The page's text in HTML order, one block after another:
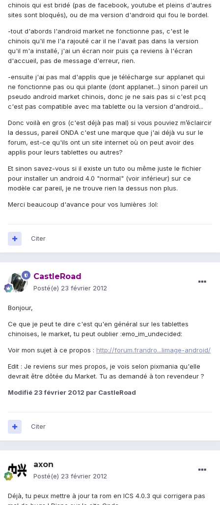
chinois qui est bridé (pas de facebook, youtube et pleins d'autres
sites sont bloqués), ou de ma version d'android qui fou le bordel.
-tout d'abords l'android market ne fonctionne pas, c'est le
chinois qu'il me l'a rajouté car il ne l'avait pas dans la version
qu'il m'a installé, j'ai un écran noir puis ça reviens à l'écran
d'accueil, pas de message d'erreur, rien.
-ensuite j'ai pas mal d'applis que je télécharge sur applanet qui
ne fonctionne pas ou qui plante (dont applanet...) sinon pareil un
pseudo android market chinois, donc je ne sais pas si c'est pcq
c'est pas compatible avec ma tablette ou la version d'android...
Donc voilà en gros (c'est déjà pas mal) si vous pouviez m’éclaircir
la dessus, pareil ONDA c'est une marque que j'ai déjà vu sur le
forum, est-ce qu'ils ont un site internet où on peut avoir des
applis pour leurs tablettes ou autres?
Et sinon savez-vous si il existe un tuto ou même juste le fichier
pour installer un android 4.0 "normal" (voir inférieur) sur ce
modèle car pareil, je ne trouve rien la dessus non plus.
Merci beaucoup d'avance pour vos lumières :lol:
Citer
CastleRoad
Posté(e) 23 février 2012
Bonjour,
Ce que je peut te dire c'est qu'en général sur les tablettes
chinoises, le market, tu peut oublier :emo_im_undecided:
Voir mon sujet à ce propos : http://forum.frandro...limage-android/
Edit : Je reviens sur mes propos, je vois selon pixmania qu'elle
devrait être dôtée du Market. Tu as demandé à ton revendeur ?
Modifié 23 février 2012 par CastleRoad
Citer
axon
Posté(e) 23 février 2012
Déjà, tu peux mettre à jour ta rom en ICS 4.0.3 qui corrigera pas